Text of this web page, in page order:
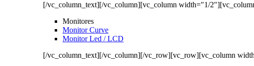
[/vc_column_text][/vc_column][vc_column width="1/
Monitores
Monitor Curve
Monitor Led / LCD
[/vc_column_text][/vc_column][/vc_row][vc_row][vc_column